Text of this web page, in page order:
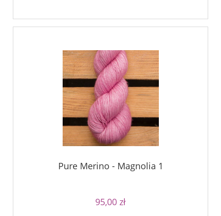
Pure Merino - Magnolia 1
95,00 zł